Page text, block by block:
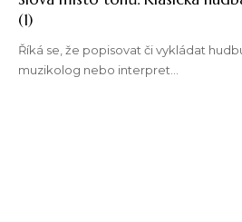
(1)
Říká se, že popisovat či vykládat
muzikolog nebo interpret…